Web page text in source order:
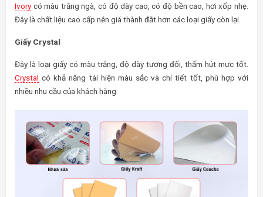
Ivory có màu trắng ngà, có độ dày cao, có độ bền cao, hơi xốp nhẹ.
Đây là chất liệu cao cấp nên giá thành đắt hơn các loại giấy còn lại.
Giấy Crystal
Đây là loại giấy có màu trắng, độ dày tương đối, thấm hút mực tốt.
Crystal có khả năng tái hiện màu sắc và chi tiết tốt, phù hợp với
nhiều nhu cầu của khách hàng.